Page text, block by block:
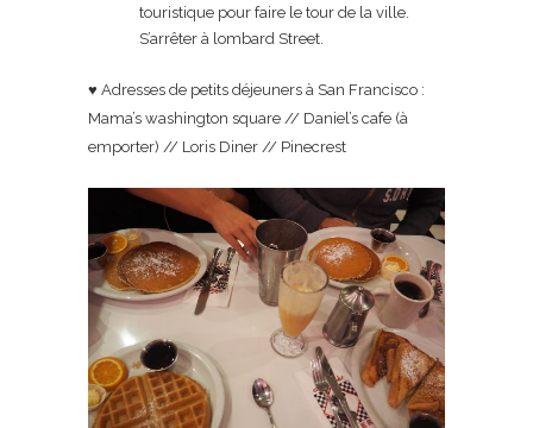
touristique pour faire le tour de la ville.
S’arrêter à lombard Street.
♥ Adresses de petits déjeuners à San Francisco :
Mama’s washington square // Daniel’s cafe (à
emporter) // Loris Diner // Pinecrest